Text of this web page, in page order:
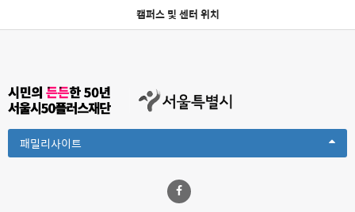
캠퍼스 및 센터 위치
패밀리사이트Toggle
Dropdown